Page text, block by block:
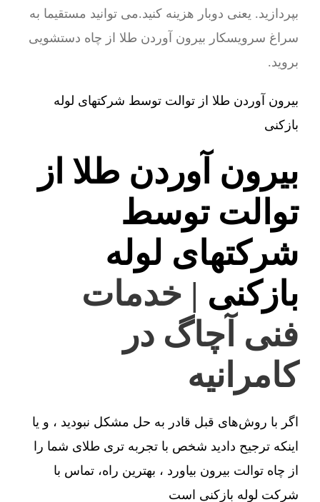
بپردازید. یعنی دوبار هزینه کنید.می توانید مستقیما به
سراغ سرویسکار بیرون آوردن طلا از چاه دستشویی
بروید.
بیرون آوردن طلا از توالت توسط شرکتهای لوله
بازکنی
بیرون آوردن طلا از
توالت توسط
شرکتهای لوله
بازکنی | خدمات
فنی آچاگ در
کامرانیه
اگر با روش‌های قبل قادر به حل مشکل نبودید ، و یا
اینکه ترجیح دادید شخص با تجربه تری طلای شما را
از چاه توالت بیرون بیاورد ، بهترین راه، تماس با
شرکت لوله بازکنی است